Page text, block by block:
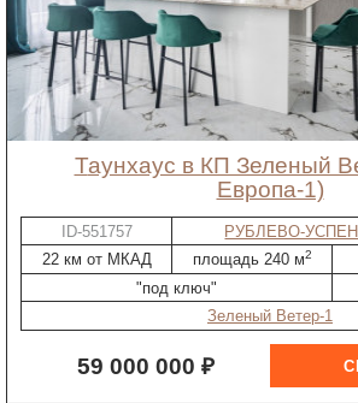
таунхаус в КП Зеленый Ветер-2 (КП
Европа-1)
ID-551757
РУБЛЕВО-
22 км от МКАД
площадь 240 м2
"под ключ"
Зеленый Ветер-1
59 000 000 ₽